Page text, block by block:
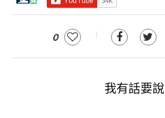
0
我有話要說